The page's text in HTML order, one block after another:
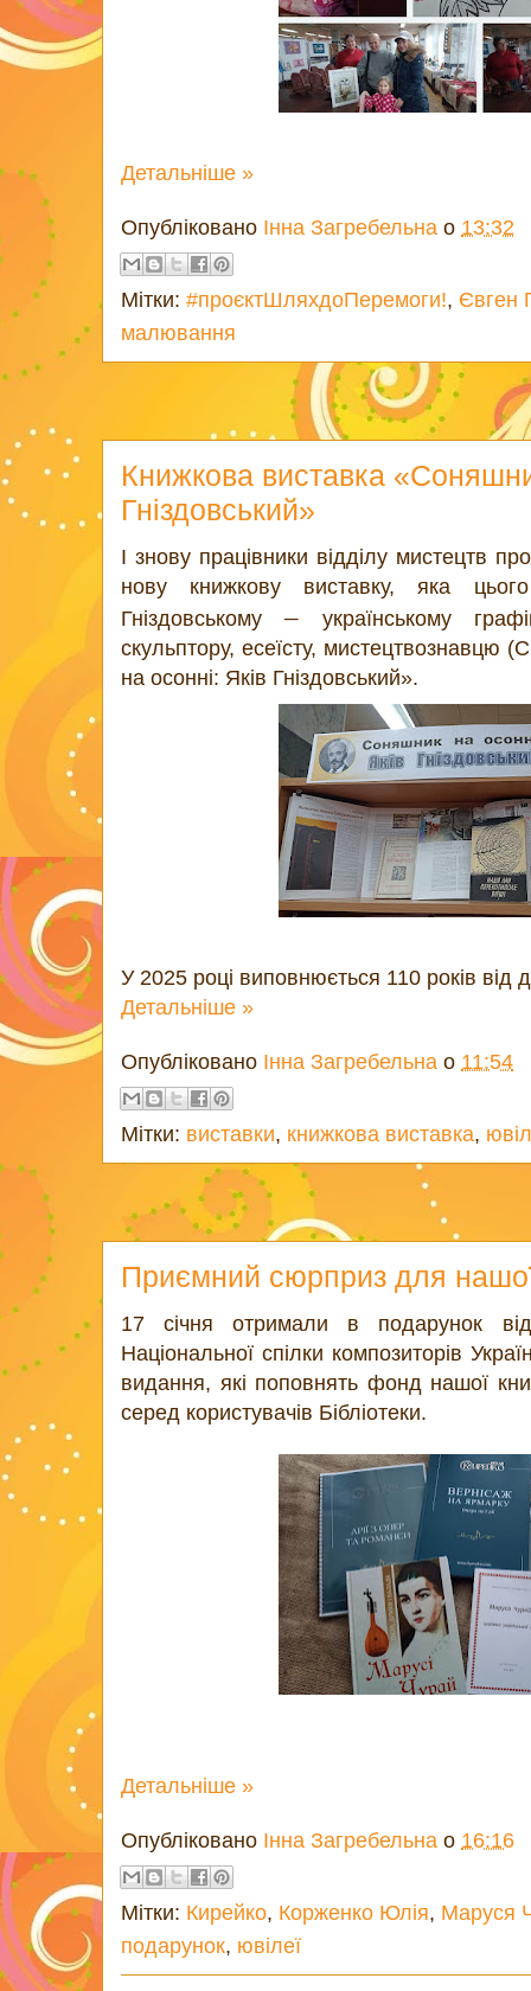
Детальніше »
Опубліковано Інна Загребельна о 13:32
Мітки: #проєктШляхдоПеремоги!, Євген
малювання
Книжкова виставка
Гніздовський»
І знову працівники відділу мистецтв
нову книжкову виставку, яка
Гніздовському– українському
скульптору, есеїсту,
на осонні: Яків Гніздовський».
У 2025 році виповнюється 110 років
Детальніше »
Опубліковано Інна Загребельна о 11:54
Мітки: виставки, книжкова виставка,
Приємний сюрприз для нашої
17 січня отримали в подарунок
Національної спілки композиторів
видання, які поповнять фонд нашої
серед користувачів Бібліотеки.
Детальніше »
Опубліковано Інна Загребельна о 16:16
Мітки: Кирейко, Корженко Юлія, Маруся
подарунок, ювілеї